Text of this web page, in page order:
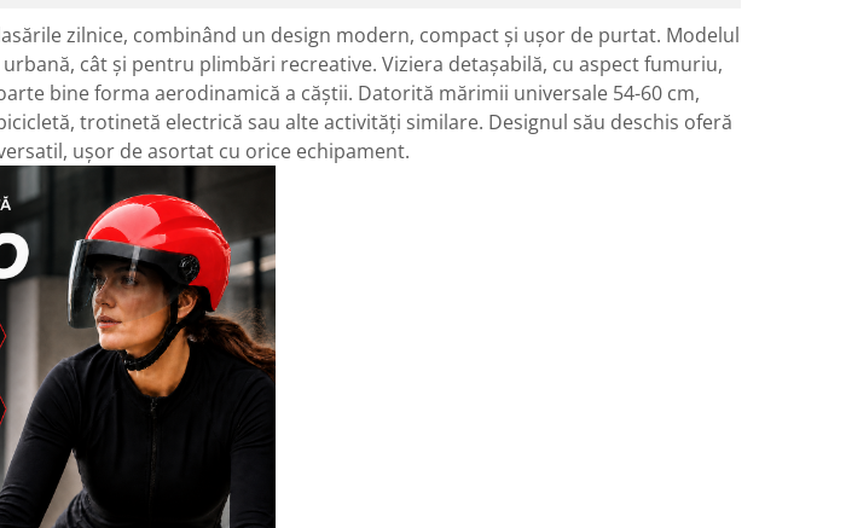
zilnice, combinând un design modern, compact și ușor de purtat. Modelul
cât și pentru plimbări recreative. Viziera detașabilă, cu aspect fumuriu,
bine forma aerodinamică a căștii. Datorită mărimii universale 54-60 cm,
trotinetă electrică sau alte activități similare. Designul său deschis oferă
ușor de asortat cu orice echipament.